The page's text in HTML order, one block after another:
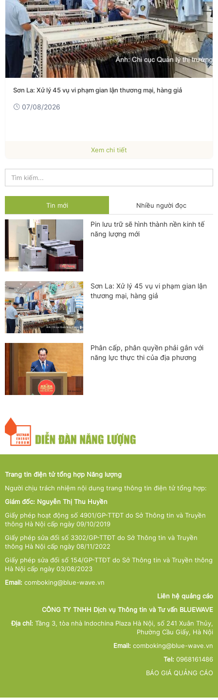
Sơn La: Xử lý 45 vụ vi phạm gian lận thương mại, hàng giả
07/08/2026
Xem chi tiết
Tin mới Nhiều người đọc
Pin lưu trữ sẽ hình thành nền kinh tế
năng lượng mới
Sơn La: Xử lý 45 vụ vi phạm gian lận
thương mại, hàng giả
Phân cấp, phân quyền phải gắn với
năng lực thực thi của địa phương
Trang tin điện tử tổng hợp Năng lượng
Người chịu trách nhiệm nội dung trang thông tin điện tử tổng hợp:
Giám đốc: Nguyễn Thị Thu Huyền
Giấy phép hoạt động số 4901/GP-TTĐT do Sở Thông tin và Truyền
thông Hà Nội cấp ngày 09/10/2019
Giấy phép sửa đổi số 3302/GP-TTĐT do Sở Thông tin và Truyền
thông Hà Nội cấp ngày 08/11/2022
Giấy phép sửa đổi số 154/GP-TTĐT do Sở Thông tin và Truyền thông
Hà Nội cấp ngày 03/08/2023
Email: comboking@blue-wave.vn
Liên hệ quảng cáo
CÔNG TY TNHH Dịch vụ Thông tin và Tư vấn BLUEWAVE
Địa chỉ: Tầng 3, tòa nhà Indochina Plaza Hà Nội, số 241 Xuân Thủy,
Phường Cầu Giấy, Hà Nội
Email: comboking@blue-wave.vn
Tel: 0968161486
BÁO GIÁ QUẢNG CÁO